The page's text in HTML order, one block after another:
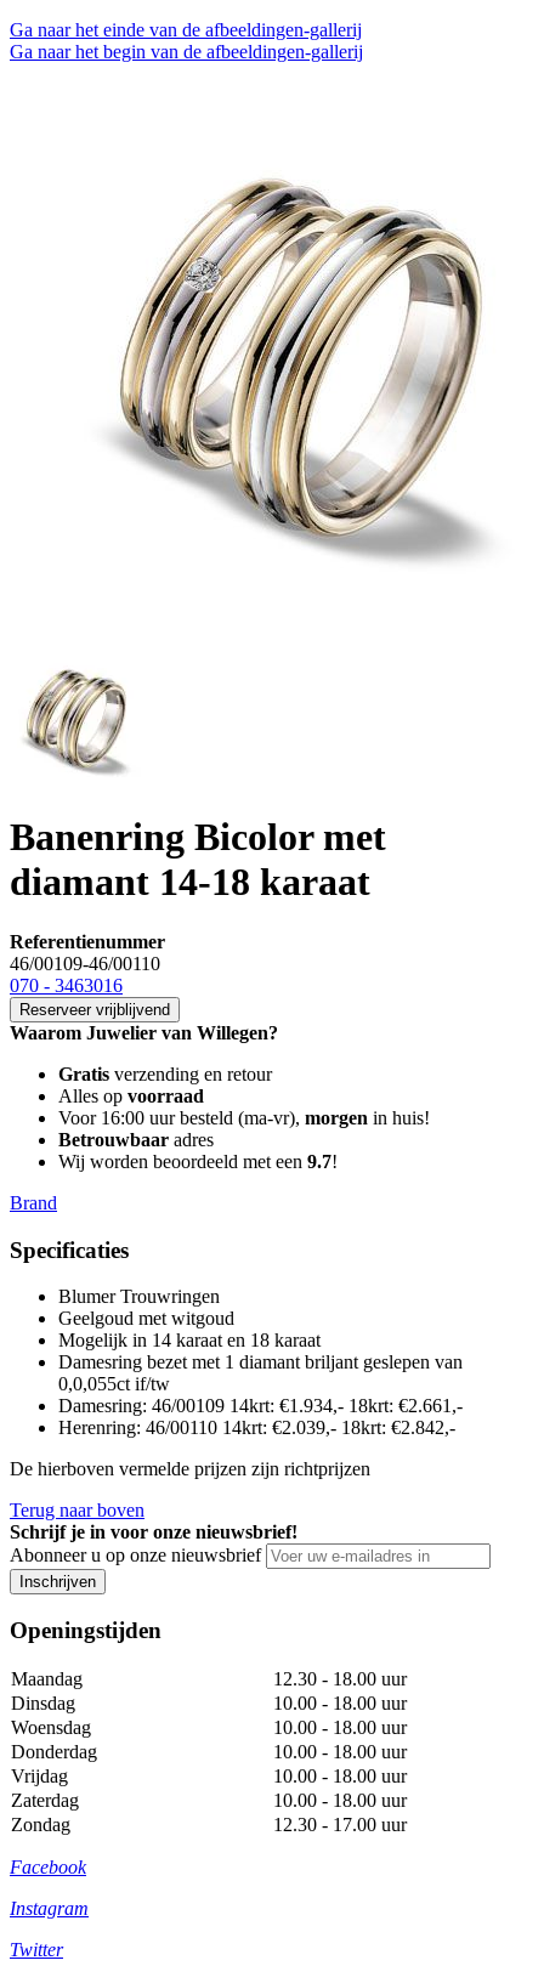
Ga naar het einde van de afbeeldingen-gallerij
Ga naar het begin van de afbeeldingen-gallerij
Banenring Bicolor met
diamant 14-18 karaat
Referentienummer
46/00109-46/00110
070 - 3463016
Reserveer vrijblijvend
Waarom Juwelier van Willegen?
Gratis verzending en retour
Alles op voorraad
Voor 16:00 uur besteld (ma-vr), morgen in huis!
Betrouwbaar adres
Wij worden beoordeeld met een 9.7!
Brand
Specificaties
Blumer Trouwringen
Geelgoud met witgoud
Mogelijk in 14 karaat en 18 karaat
Damesring bezet met 1 diamant briljant geslepen van
0,0,055ct if/tw
Damesring: 46/00109 14krt: €1.934,- 18krt: €2.661,-
Herenring: 46/00110 14krt: €2.039,- 18krt: €2.842,-
De hierboven vermelde prijzen zijn richtprijzen
Terug naar boven
Schrijf je in voor onze nieuwsbrief!
Abonneer u op onze nieuwsbrief
Inschrijven
Openingstijden
Maandag
12.30 - 18.00 uur
Dinsdag
10.00 - 18.00 uur
Woensdag
10.00 - 18.00 uur
Donderdag
10.00 - 18.00 uur
Vrijdag
10.00 - 18.00 uur
Zaterdag
10.00 - 18.00 uur
Zondag
12.30 - 17.00 uur
Facebook
Instagram
Twitter